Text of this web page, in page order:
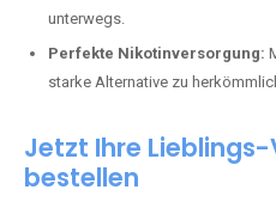
unterwegs.
Perfekte Nikotinversorgung:
starke Alternative zu
Jetzt Ihre
bestellen